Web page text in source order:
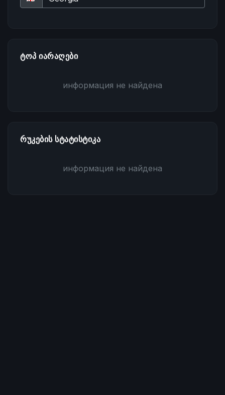
ᲢᲝᲞ ᲘᲐᲠᲐᲦᲔᲑᲘ
информация не найдена
ᲠᲣᲙᲔᲑᲘᲡ ᲡᲢᲐᲢᲘᲡᲢᲘᲙᲐ
информация не найдена